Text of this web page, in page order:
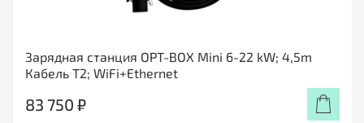
Зарядная станция OPT-BOX Mini 6-22 kW; 4,5m
Кабель T2; WiFi+Ethernet
83 750 ₽